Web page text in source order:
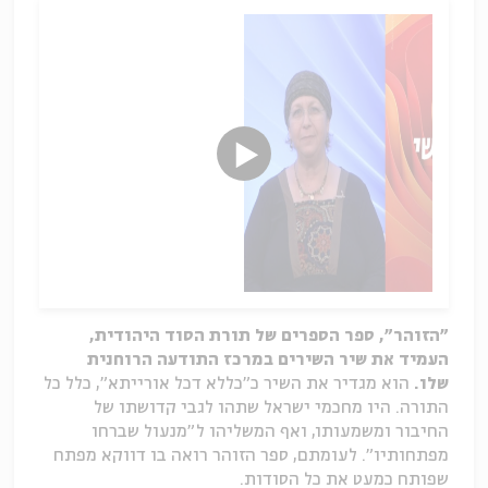
"הזוהר", ספר הספרים של תורת הסוד היהודית,
העמיד את שיר השירים במרכז התודעה הרוחנית
שלו. הוא מגדיר את השיר כ"כללא דכל אורייתא", כלל כל
התורה. היו מחכמי ישראל שתהו לגבי קדושתו של
החיבור ומשמעותו, ואף המשליהו ל"מנעול שברחו
מפתחותיו". לעומתם, ספר הזוהר רואה בו דווקא מפתח
שפותח כמעט את כל הסודות.